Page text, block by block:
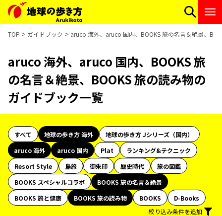
TOP ガイドブック aruco 海外、aruco 国内、BOOKS 旅の名言＆絶景、
aruco 海外、aruco 国内、BOOKS 旅
の名言＆絶景、BOOKS 旅の読み物の
ガイドブック一覧
すべて 地球の歩き方 海外
地球の歩き方 Jシリーズ（国内）
aruco 海外
aruco 国内 Plat
ランキング&テクニック
Resort Style
島旅 御朱印 歴史時代
旅の図鑑
BOOKS スペシャルコラボ
BOOKS 旅の名言＆絶景
BOOKS 旅と健康
BOOKS 旅の読み物 BOOKS
D-Books
絞り込み条件を追加